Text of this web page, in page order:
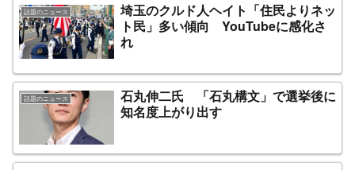
話題のニュース
埼玉のクルド人ヘイト「住民よりネッ
ト民」多い傾向 YouTubeに感化さ
れ
話題のニュース
石丸伸二氏 「石丸構文」で選挙後に
知名度上がり出す